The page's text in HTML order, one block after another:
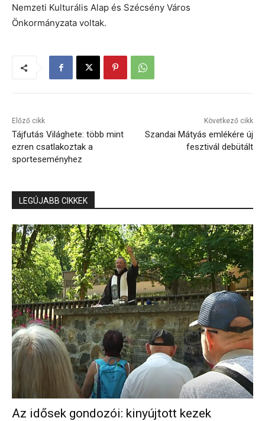
Nemzeti Kulturális Alap és Szécsény Város
Önkormányzata voltak.
Előző cikk
Tájfutás Világhete: több mint
ezren csatlakoztak a
sporteseményhez
Következő cikk
Szandai Mátyás emlékére új
fesztivál debütált
LEGÚJABB CIKKEK
Az idősek gondozói: kinyújtott kezek